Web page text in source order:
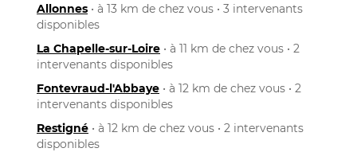
Allonnes • à 13 km de chez vous • 3 intervenants
disponibles
La Chapelle-sur-Loire • à 11 km de chez vous • 2
intervenants disponibles
Fontevraud-l'Abbaye • à 12 km de chez vous • 2
intervenants disponibles
Restigné • à 12 km de chez vous • 2 intervenants
disponibles